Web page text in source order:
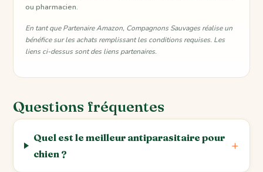
ou pharmacien.
En tant que Partenaire Amazon, Compagnons Sauvages réalise un
bénéfice sur les achats remplissant les conditions requises. Les
liens ci-dessus sont des liens partenaires.
Questions fréquentes
Quel est le meilleur antiparasitaire pour
chien ?